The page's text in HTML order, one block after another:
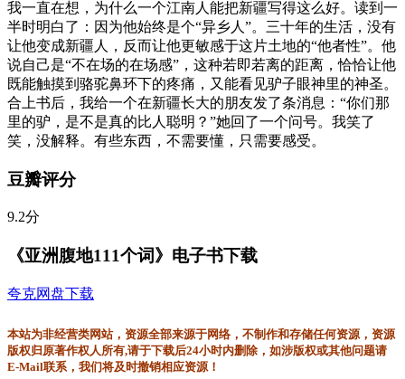
我一直在想，为什么一个江南人能把新疆写得这么好。读到一
半时明白了：因为他始终是个“异乡人”。三十年的生活，没有
让他变成新疆人，反而让他更敏感于这片土地的“他者性”。他
说自己是“不在场的在场感”，这种若即若离的距离，恰恰让他
既能触摸到骆驼鼻环下的疼痛，又能看见驴子眼神里的神圣。
合上书后，我给一个在新疆长大的朋友发了条消息：“你们那
里的驴，是不是真的比人聪明？”她回了一个问号。我笑了
笑，没解释。有些东西，不需要懂，只需要感受。
豆瓣评分
9.2分
《亚洲腹地111个词》电子书下载
夸克网盘下载
本站为非经营类网站，资源全部来源于网络，不制作和存储任何资源，资源
版权归原著作权人所有,请于下载后24小时内删除，如涉版权或其他问题请
E-Mail联系，我们将及时撤销相应资源！